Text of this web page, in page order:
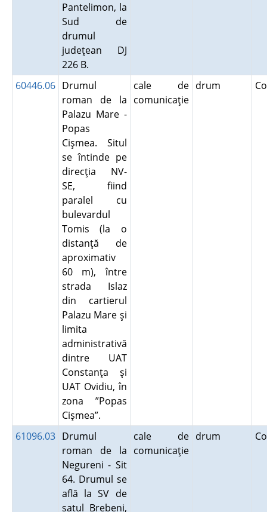
Pantelimon, la
Sud de
drumul
judeţean DJ
226 B.
60446.06 Drumul
roman de la
Palazu Mare -
Popas
Cişmea. Situl
se întinde pe
direcţia NV-
SE, fiind
paralel cu
bulevardul
Tomis (la o
distanţă de
aproximativ
60 m), între
strada Islaz
din cartierul
Palazu Mare şi
limita
administrativă
dintre UAT
Constanţa şi
UAT Ovidiu, în
zona ”Popas
Cişmea”.
cale de
comunicaţie
drum
61096.03 Drumul
roman de la
Negureni - Sit
64. Drumul se
află la SV de
satul Brebeni,
cale de
comunicaţie
drum